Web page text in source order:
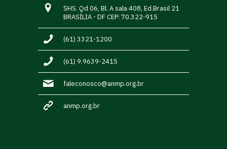
SHS. Qd 06, Bl. A sala 408, Ed.Brasil 21
BRASÍLIA - DF CEP: 70.322-915
(61) 3321-1200
(61) 9.9639-2415
faleconosco@anmp.org.br
anmp.org.br